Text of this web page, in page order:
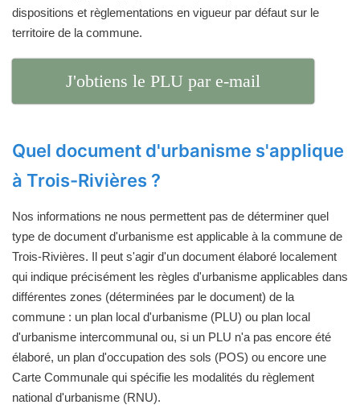
dispositions et règlementations en vigueur par défaut sur le
territoire de la commune.
J'obtiens le PLU par e-mail
Quel document d'urbanisme s'applique
à Trois-Rivières ?
Nos informations ne nous permettent pas de déterminer quel
type de document d'urbanisme est applicable à la commune de
Trois-Rivières. Il peut s'agir d'un document élaboré localement
qui indique précisément les règles d'urbanisme applicables dans
différentes zones (déterminées par le document) de la
commune : un plan local d'urbanisme (PLU) ou plan local
d'urbanisme intercommunal ou, si un PLU n'a pas encore été
élaboré, un plan d'occupation des sols (POS) ou encore une
Carte Communale qui spécifie les modalités du règlement
national d'urbanisme (RNU).